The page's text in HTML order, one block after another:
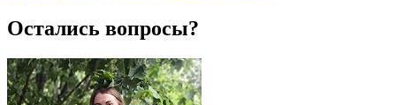
Остались вопросы?